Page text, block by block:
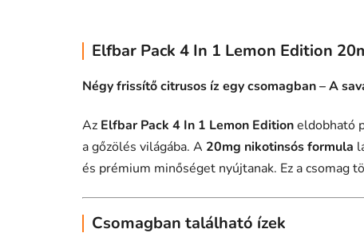
Elfbar Pack 4 In 1 Lemon Edition
Négy frissítő citrusos íz egy csomagban – A
Az Elfbar Pack 4 In 1 Lemon Editioneldobható
a gőzölés világába. A 20mg nikotinsós formula
és prémium minőséget nyújtanak. Ez a csomag
Csomagban található ízek